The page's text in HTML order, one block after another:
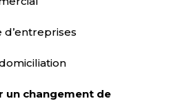
d’entreprises
un changement de